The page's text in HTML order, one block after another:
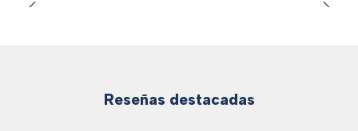
Reseñas destacadas